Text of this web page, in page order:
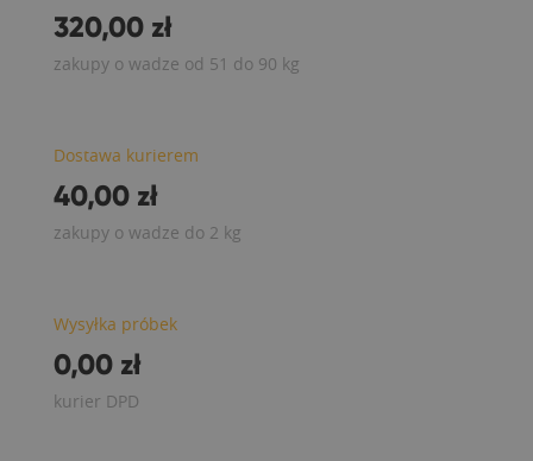
320,00 zł
zakupy o wadze od 51 do 90 kg
Dostawa kurierem
40,00 zł
zakupy o wadze do 2 kg
Wysyłka próbek
0,00 zł
kurier DPD